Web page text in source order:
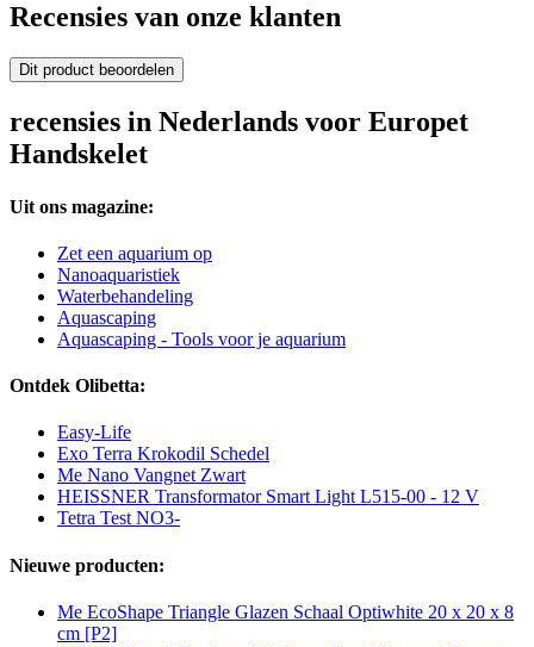
Recensies van onze klanten
Dit product beoordelen
recensies in Nederlands voor Europet
Handskelet
Uit ons magazine:
Zet een aquarium op
Nanoaquaristiek
Waterbehandeling
Aquascaping
Aquascaping - Tools voor je aquarium
Ontdek Olibetta:
Easy-Life
Exo Terra Krokodil Schedel
Me Nano Vangnet Zwart
HEISSNER Transformator Smart Light L515-00 - 12 V
Tetra Test NO3-
Nieuwe producten:
Me EcoShape Triangle Glazen Schaal Optiwhite 20 x 20 x 8
cm [P2]